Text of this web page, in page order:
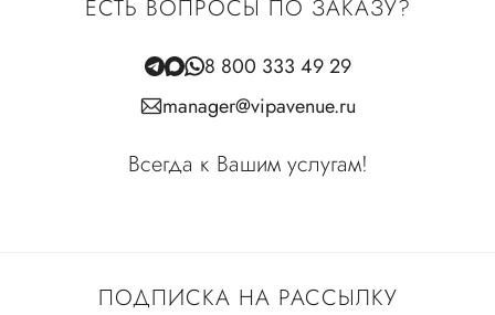
ПОДПИСКА НА РАССЫЛКУ
ЕСТЬ ВОПРОСЫ ПО ЗАКАЗУ?
8 800 333 49 29
manager@vipavenue.ru
Всегда к Вашим услугам!